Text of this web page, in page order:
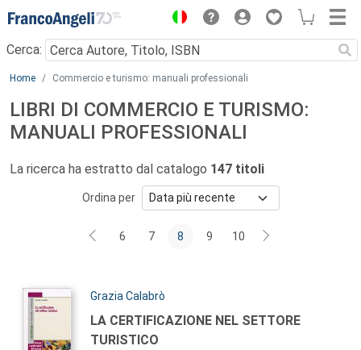
Menu
Cerca:
Main content
Home Commercio e turismo: manuali professionali
LIBRI DI COMMERCIO E TURISMO:
MANUALI PROFESSIONALI
La ricerca ha estratto dal catalogo 147 titoli
Ordina per
6 7 8 9 10
Autori:
Grazia Calabrò
Titolo:
LA CERTIFICAZIONE NEL SETTORE
TURISTICO